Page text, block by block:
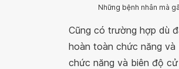
Những bệnh nhân mà
Cũng có trường hợp dù
hoàn toàn chức năng
chức năng và biên độ